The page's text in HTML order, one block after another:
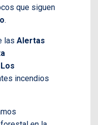
que siguen
.
las Alertas
Los
incendios